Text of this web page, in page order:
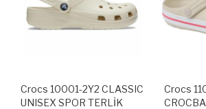
Crocs 10001-2Y2 CLASSIC
UNISEX SPOR TERLİK
Crocs